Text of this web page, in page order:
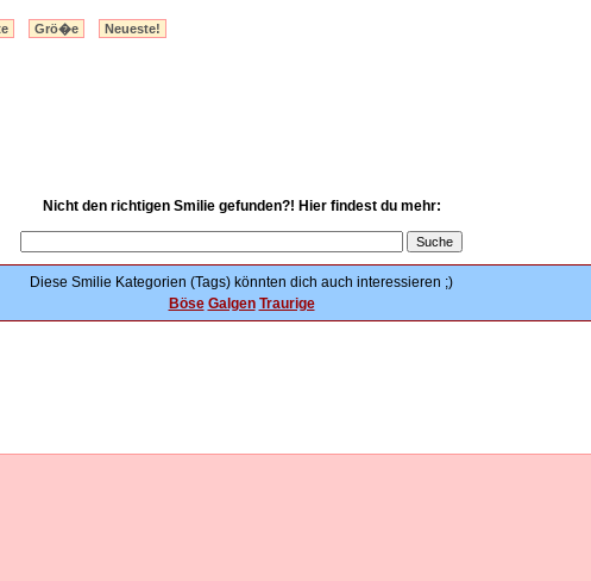
Grö�e Neueste!
Nicht den richtigen Smilie gefunden?! Hier findest du mehr:
Diese Smilie Kategorien (Tags) könnten dich auch interessieren ;)
Böse Galgen Traurige